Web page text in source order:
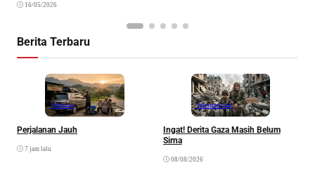
16/05/2026
Berita Terbaru
Opinion
Perjalanan Jauh
7 jam lalu
Internasional
Ingat! Derita Gaza Masih Belum
Sirna
08/08/2026